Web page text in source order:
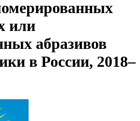
или
абразивов
в России, 2018–